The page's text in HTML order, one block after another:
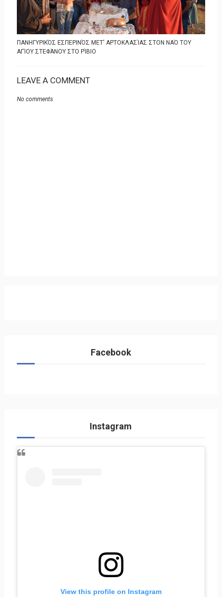
ΠΑΝΗΓΥΡΙΚΌΣ ΕΣΠΕΡΙΝΌΣ ΜΕΤ' ΑΡΤΟΚΛΑΣΊΑΣ ΣΤΟΝ ΝΑΌ ΤΟΥ
ΑΓΊΟΥ ΣΤΕΦΆΝΟΥ ΣΤΟ ΡΊΒΙΟ
LEAVE A COMMENT
No comments
Facebook
Instagram
View this profile on Instagram